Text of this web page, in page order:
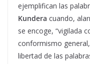
ejemplifican las
Kundera cuando,
se encoge, “vigilada
conformismo
libertad de las